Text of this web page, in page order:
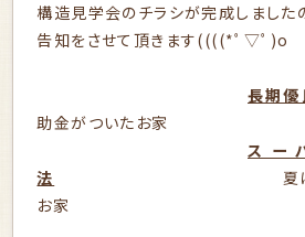
構造見学会のチラシが完成しました
告知をさせて頂きます((((*ﾟ▽ﾟ)o
長期優
助金がついたお家
スー
法
夏
お家